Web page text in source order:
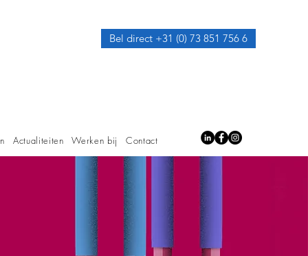
Bel direct +31 (0) 73 851 756 6
Actualiteiten Werken bij Contact